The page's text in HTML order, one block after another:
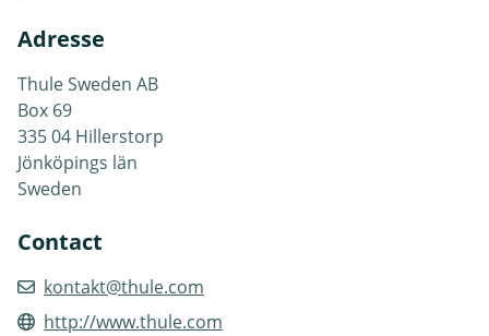
Adresse
Thule Sweden AB
Box 69
335 04 Hillerstorp
Jönköpings län
Sweden
Contact
kontakt@thule.com
http://www.thule.com